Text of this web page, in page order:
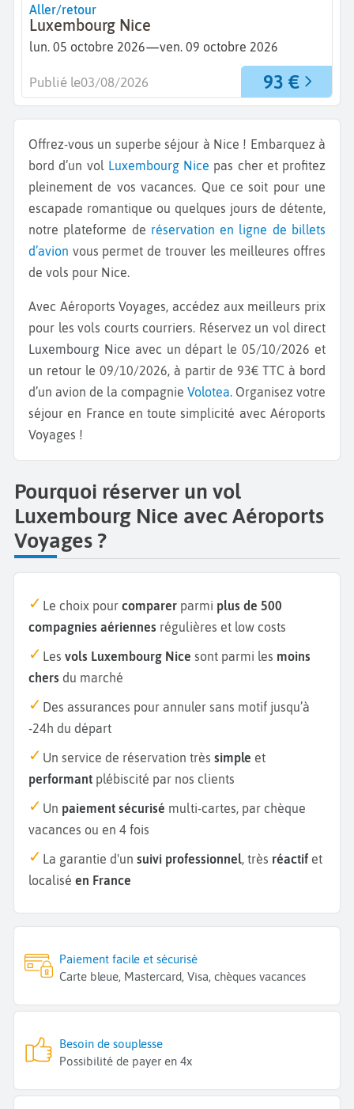
Aller/retour
Luxembourg Nice
lun. 05 octobre 2026—ven. 09 octobre 2026
93 €
Publié le03/08/2026
Offrez-vous un superbe séjour à Nice ! Embarquez à
bord d’un vol Luxembourg Nice pas cher et profitez
pleinement de vos vacances. Que ce soit pour une
escapade romantique ou quelques jours de détente,
notre plateforme de réservation en ligne de billets
d’avion vous permet de trouver les meilleures offres
de vols pour Nice.
Avec Aéroports Voyages, accédez aux meilleurs prix
pour les vols courts courriers. Réservez un vol direct
Luxembourg Nice avec un départ le 05/10/2026 et
un retour le 09/10/2026, à partir de 93€ TTC à bord
d’un avion de la compagnie Volotea. Organisez votre
séjour en France en toute simplicité avec Aéroports
Voyages !
Pourquoi réserver un vol
Luxembourg Nice avec Aéroports
Voyages ?
Le choix pour comparer parmi plus de 500
compagnies aériennes régulières et low costs
Les vols Luxembourg Nice sont parmi les moins
chers du marché
Des assurances pour annuler sans motif jusqu’à
-24h du départ
Un service de réservation très simple et
performant plébiscité par nos clients
Un paiement sécurisé multi-cartes, par chèque
vacances ou en 4 fois
La garantie d'un suivi professionnel, très réactif et
localisé en France
Paiement facile et sécurisé
Carte bleue, Mastercard, Visa, chèques vacances
Besoin de souplesse
Possibilité de payer en 4x